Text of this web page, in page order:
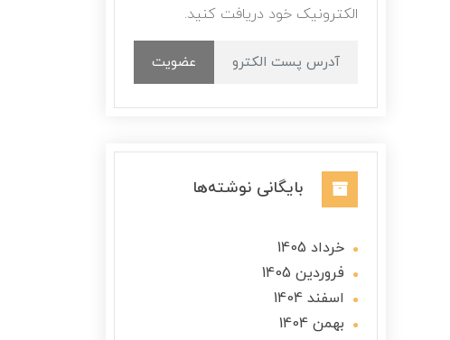
الکترونیک خود دریافت کنید.
عضویت
بایگانی نوشته‌ها
خرداد 1405
فروردین 1405
اسفند 1404
بهمن 1404